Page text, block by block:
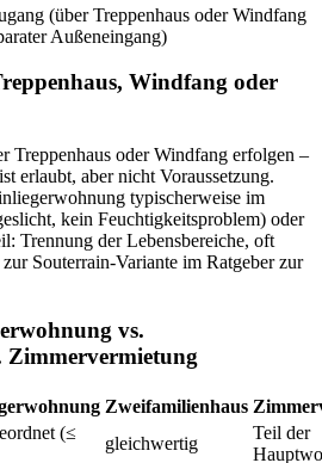
(über Treppenhaus oder Windfang
Außeneingang)
Windfang oder
Treppenhaus oder Windfang erfolgen –
erlaubt, aber nicht Voraussetzung.
typischerweise im
kein Feuchtigkeitsproblem) oder
Trennung der Lebensbereiche, oft
Souterrain-Variante im Ratgeber zur
vs.
Zimmervermietung
Zweifamilienhaus
(≤
gleichwertig
Teil der